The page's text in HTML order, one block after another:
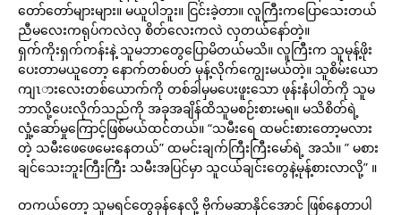
တော်တော်များများ။ မယူပါဘူး။ ငြင်းခဲ့တာ။ လူကြီးကပြောသေးတယ်
ညီမလေးကရုပ်ကလဲလှ စိတ်လေးကလဲ လှတယ်နော်တဲ့။
ရှက်ကိုးရှက်ကန်းနဲ့ သူမဘာတွေပြောမိတယ်မသိ။ လူကြီးက သူမုန့်ဖိုး
ပေးတာမယူတော့ နောက်တစ်ပတ် မုန့်လိုက်ကျွေးမယ်တဲ့။ သူစိမ်းယော
ကျၤားလေးတစ်ယောက်ကို တစ်ခါမှမပေးဖူးသော ဖုန်းနံပါတ်ကို သူမ
ဘာလို့ပေးလိုက်သည်ကို အခုအချိန်ထိသူမစဉ်းစားမရ။ မသိစိတ်ရဲ့
လှုံ့ဆော်မှုကြောင့်ဖြစ်မယ်ထင်တယ်။ “သမီးရေ ထမင်းစားတော့မလား
တဲ့ သမီးဖေဖေမေးနေတယ်” ထမင်းချက်ကြီးကြီးမော်ရဲ့ အသံ။ ” မစား
ချင်သေးဘူးကြီးကြီး သမီးအပြင်မှာ သူငယ်ချင်းတွေနဲ့မုန့်စားလာလို့” ။
တကယ်တော့ သူမရင်တွေခုန်နေလို့ ဗိုက်မဆာနိုင်အောင် ဖြစ်နေတာပါ